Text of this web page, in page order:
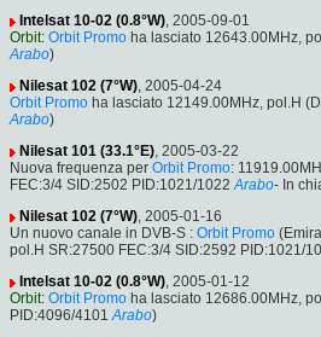
Intelsat 10-02 (0.8°W), 2005-09-01
Orbit: Orbit Promo ha lasciato 12643.00MHz,
Arabo)
Nilesat 102 (7°W), 2005-04-24
Orbit Promo ha lasciato 12149.00MHz, pol.H
Arabo)
Nilesat 101 (33.1°E), 2005-03-22
Nuova frequenza per Orbit Promo:
FEC:3/4 SID:2502 PID:1021/1022 Arabo- In
Nilesat 102 (7°W), 2005-01-16
Un nuovo canale in DVB-S : Orbit Promo
pol.H SR:27500 FEC:3/4 SID:2592 PID:1021/
Intelsat 10-02 (0.8°W), 2005-01-12
Orbit: Orbit Promo ha lasciato 12686.00MHz,
PID:4096/4101 Arabo)